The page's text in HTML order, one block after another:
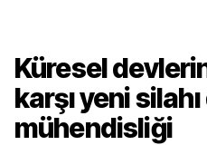
Küresel
karşı yeni
mühendisliği